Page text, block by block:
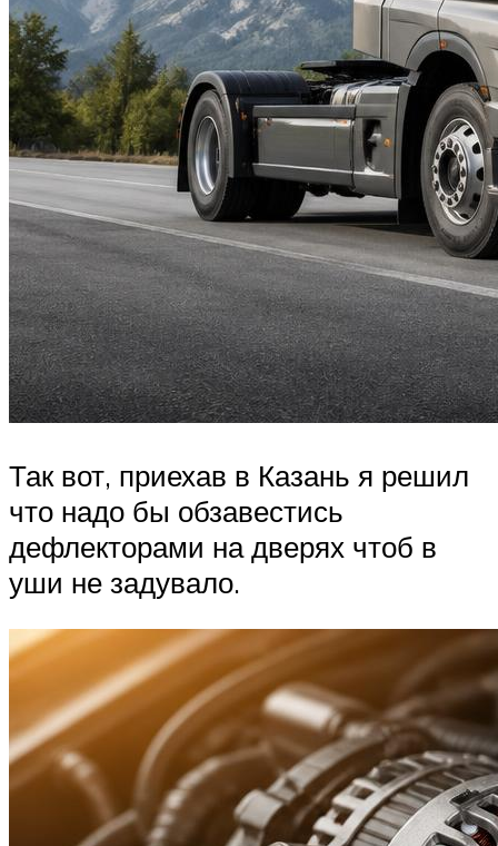
Так вот, приехав в Казань я решил
что надо бы обзавестись
дефлекторами на дверях чтоб в
уши не задувало.